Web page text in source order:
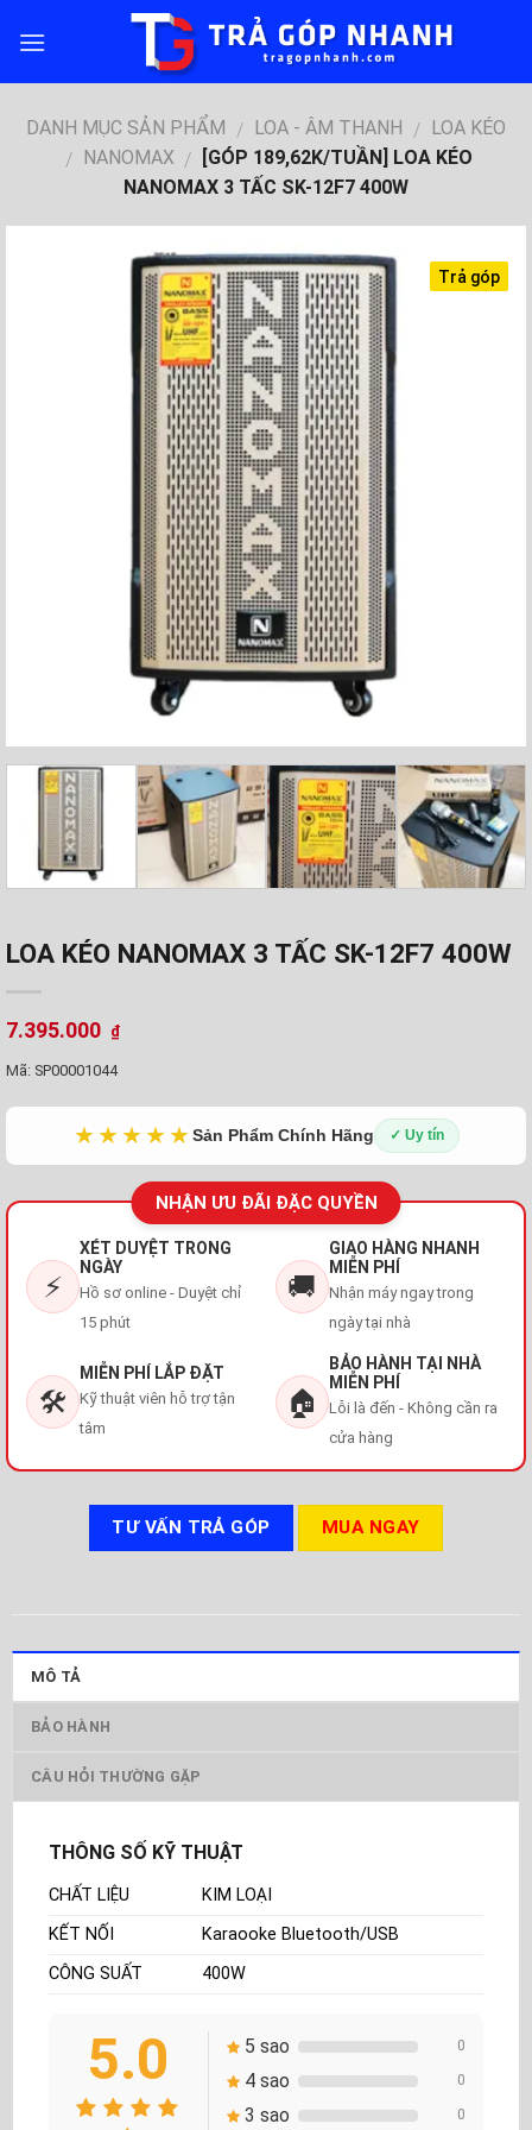
DANH MỤC SẢN PHẨM / LOA - ÂM THANH / LOA KÉO
/ NANOMAX /
[GÓP 189,62K/TUẦN] LOA KÉO
NANOMAX 3 TẤC SK-12F7 400W
Trả góp
LOA KÉO NANOMAX 3 TẤC SK-12F7 400W
7.395.000 ₫
Mã: SP00001044
★★★★★Sản Phẩm Chính Hãng ✓ Uy tín
NHẬN ƯU ĐÃI ĐẶC QUYỀN
⚡
XÉT DUYỆT TRONG
NGÀY
Hồ sơ online - Duyệt chỉ
15 phút
🚚
GIAO HÀNG NHANH
MIỄN PHÍ
Nhận máy ngay trong
ngày tại nhà
🛠️
MIỄN PHÍ LẮP ĐẶT
Kỹ thuật viên hỗ trợ tận
tâm
🏠
BẢO HÀNH TẠI NHÀ
MIỄN PHÍ
Lỗi là đến - Không cần ra
cửa hàng
TƯ VẤN TRẢ GÓP MUA NGAY
MÔ TẢ
BẢO HÀNH
CÂU HỎI THƯỜNG GẶP
THÔNG SỐ KỸ THUẬT
CHẤT LIỆU
KIM LOẠI
KẾT NỐI
Karaooke Bluetooth/USB
CÔNG SUẤT
400W
5.0 5 sao 0
4 sao 0
3 sao 0